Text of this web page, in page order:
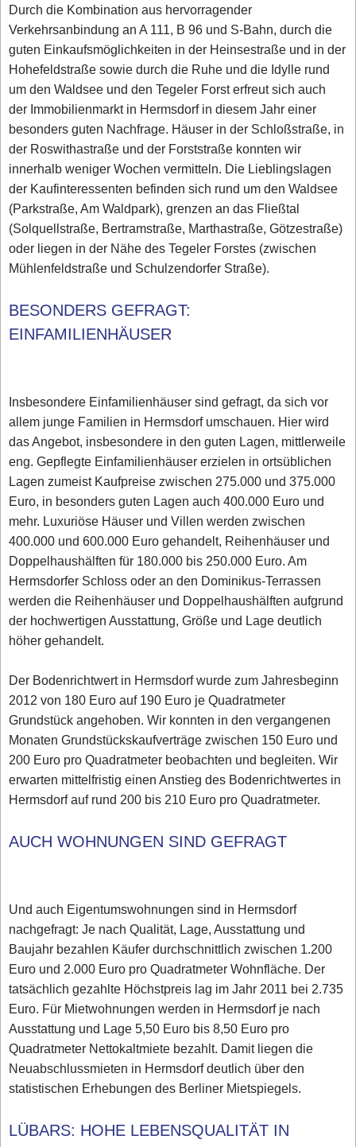
Durch die Kombination aus hervorragender
Verkehrsanbindung an A 111, B 96 und S-Bahn, durch die
guten Einkaufsmöglichkeiten in der Heinsestraße und in der
Hohefeldstraße sowie durch die Ruhe und die Idylle rund
um den Waldsee und den Tegeler Forst erfreut sich auch
der Immobilienmarkt in Hermsdorf in diesem Jahr einer
besonders guten Nachfrage. Häuser in der Schloßstraße, in
der Roswithastraße und der Forststraße konnten wir
innerhalb weniger Wochen vermitteln. Die Lieblingslagen
der Kaufinteressenten befinden sich rund um den Waldsee
(Parkstraße, Am Waldpark), grenzen an das Fließtal
(Solquellstraße, Bertramstraße, Marthastraße, Götzestraße)
oder liegen in der Nähe des Tegeler Forstes (zwischen
Mühlenfeldstraße und Schulzendorfer Straße).
BESONDERS GEFRAGT:
EINFAMILIENHÄUSER
Insbesondere Einfamilienhäuser sind gefragt, da sich vor
allem junge Familien in Hermsdorf umschauen. Hier wird
das Angebot, insbesondere in den guten Lagen, mittlerweile
eng. Gepflegte Einfamilienhäuser erzielen in ortsüblichen
Lagen zumeist Kaufpreise zwischen 275.000 und 375.000
Euro, in besonders guten Lagen auch 400.000 Euro und
mehr. Luxuriöse Häuser und Villen werden zwischen
400.000 und 600.000 Euro gehandelt, Reihenhäuser und
Doppelhaushälften für 180.000 bis 250.000 Euro. Am
Hermsdorfer Schloss oder an den Dominikus-Terrassen
werden die Reihenhäuser und Doppelhaushälften aufgrund
der hochwertigen Ausstattung, Größe und Lage deutlich
höher gehandelt.
Der Bodenrichtwert in Hermsdorf wurde zum Jahresbeginn
2012 von 180 Euro auf 190 Euro je Quadratmeter
Grundstück angehoben. Wir konnten in den vergangenen
Monaten Grundstückskaufverträge zwischen 150 Euro und
200 Euro pro Quadratmeter beobachten und begleiten. Wir
erwarten mittelfristig einen Anstieg des Bodenrichtwertes in
Hermsdorf auf rund 200 bis 210 Euro pro Quadratmeter.
AUCH WOHNUNGEN SIND GEFRAGT
Und auch Eigentumswohnungen sind in Hermsdorf
nachgefragt: Je nach Qualität, Lage, Ausstattung und
Baujahr bezahlen Käufer durchschnittlich zwischen 1.200
Euro und 2.000 Euro pro Quadratmeter Wohnfläche. Der
tatsächlich gezahlte Höchstpreis lag im Jahr 2011 bei 2.735
Euro. Für Mietwohnungen werden in Hermsdorf je nach
Ausstattung und Lage 5,50 Euro bis 8,50 Euro pro
Quadratmeter Nettokaltmiete bezahlt. Damit liegen die
Neuabschlussmieten in Hermsdorf deutlich über den
statistischen Erhebungen des Berliner Mietspiegels.
LÜBARS: HOHE LEBENSQUALITÄT IN